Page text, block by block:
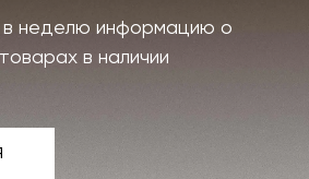
в неделю информацию о
в наличии